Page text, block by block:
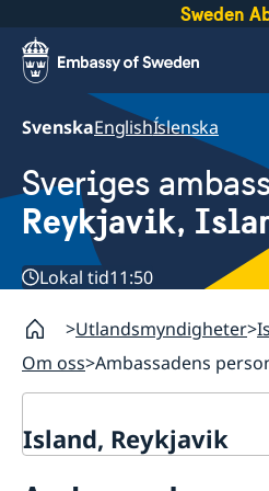
Sweden
SvenskaEnglishÍslenska
Sveriges
Reykjavik,
Lokal tid11:50
Utlandsmyndigheter
Om oss Ambassadens
Island, Reykjavik